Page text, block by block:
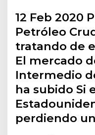
12 Feb 2020
Petróleo
tratando de
El mercado
Intermedio
ha subido Si
perdiendo